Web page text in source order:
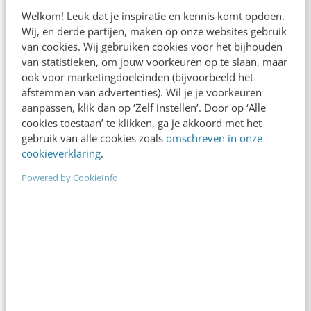
Welkom! Leuk dat je inspiratie en kennis komt opdoen.
Wij, en derde partijen, maken op onze websites gebruik
van cookies. Wij gebruiken cookies voor het bijhouden
van statistieken, om jouw voorkeuren op te slaan, maar
ook voor marketingdoeleinden (bijvoorbeeld het
afstemmen van advertenties). Wil je je voorkeuren
aanpassen, klik dan op ‘Zelf instellen’. Door op ‘Alle
cookies toestaan’ te klikken, ga je akkoord met het
gebruik van alle cookies zoals omschreven in onze
cookieverklaring.
Powered by CookieInfo
AI & TECH
Klantenbinding via online zorgservices –
een denkkader